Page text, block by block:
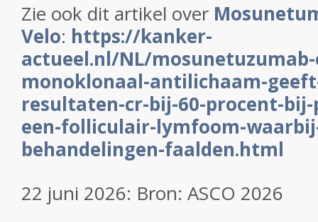
Zie ook dit artikel over
Velo: https://kanker-
actueel.nl/NL/
monoklonaal-antilichaam-
resultaten-cr-bij-60-procent-
een-folliculair-lymfoom-
behandelingen-faalden.html
22 juni 2026: Bron: ASCO 2026